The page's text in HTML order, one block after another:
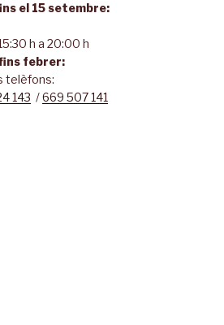
el 15 setembre:
h a 20:00 h
febrer:
telèfons:
143 /669 507 141